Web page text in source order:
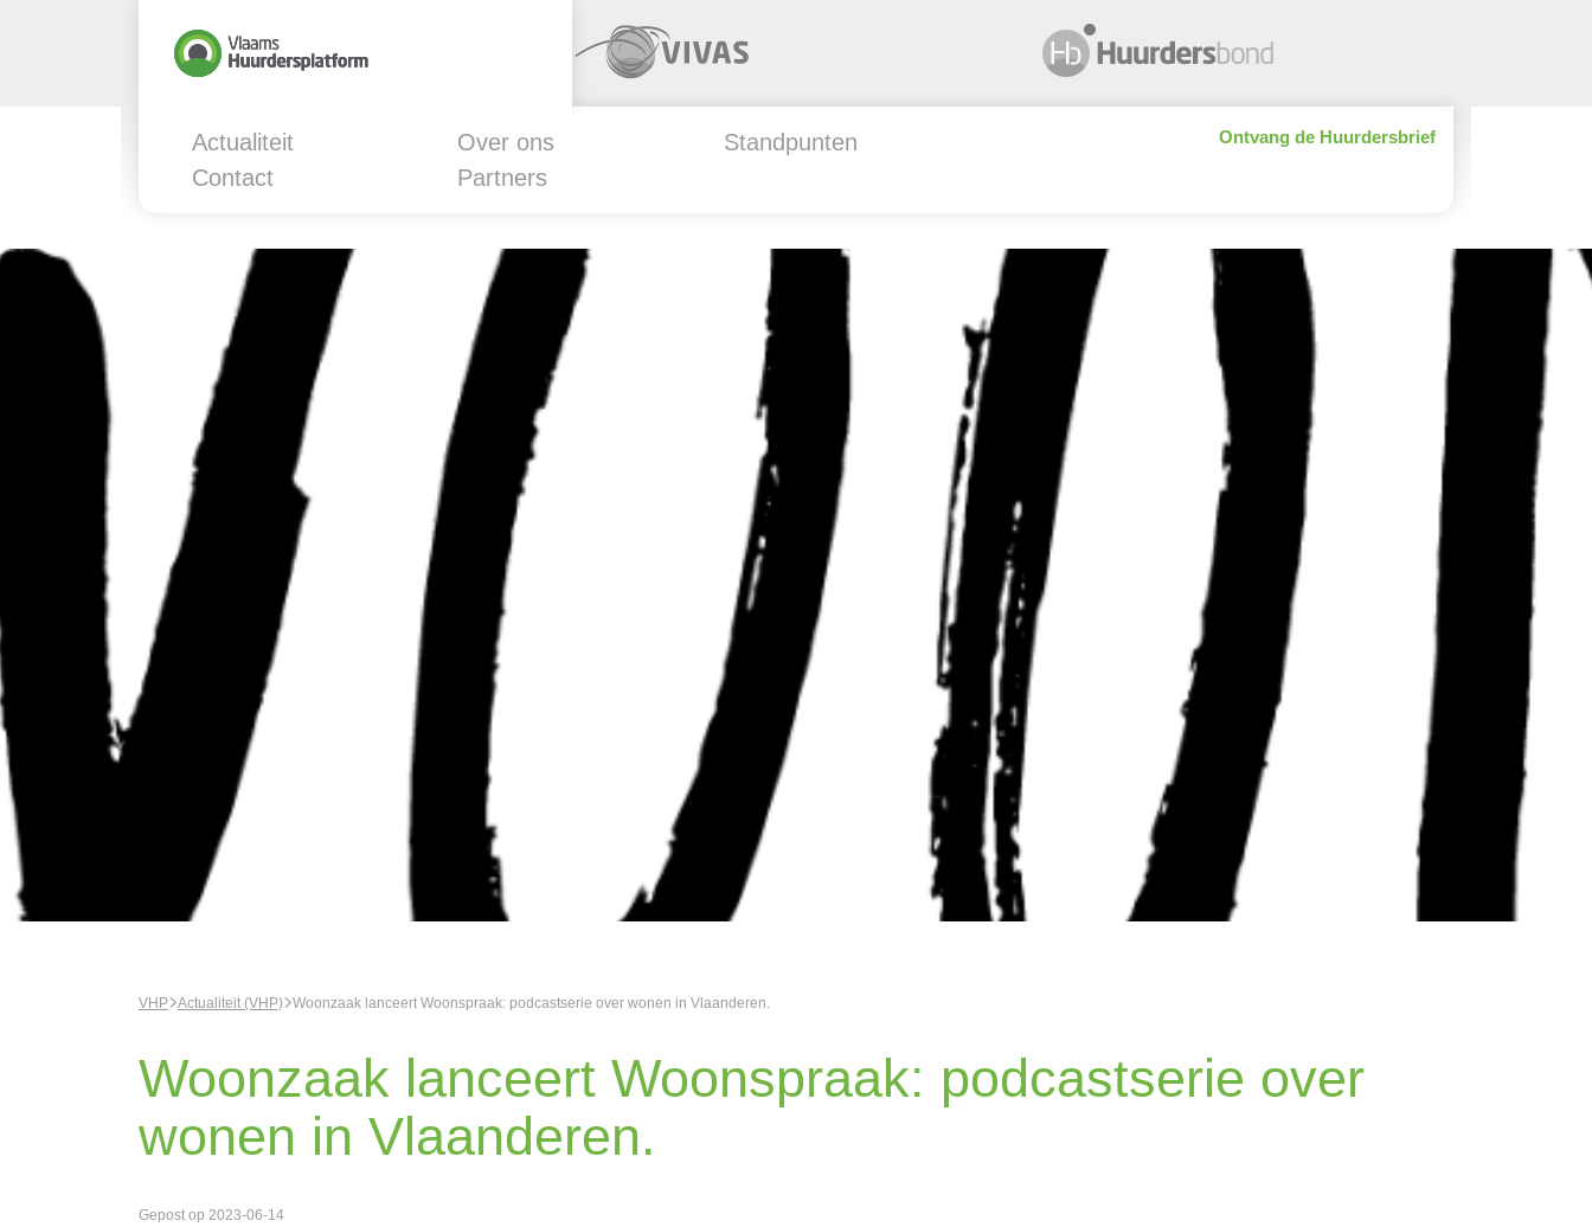
Actualiteit Over ons
Standpunten
Contact
Partners
Ontvang de Huurdersbrief
VHP Actualiteit (VHP) Woonzaak lanceert Woonspraak: podcastserie over wonen in Vlaanderen.
Woonzaak lanceert Woonspraak: podcastserie over
wonen in Vlaanderen.
Gepost op 2023-06-14